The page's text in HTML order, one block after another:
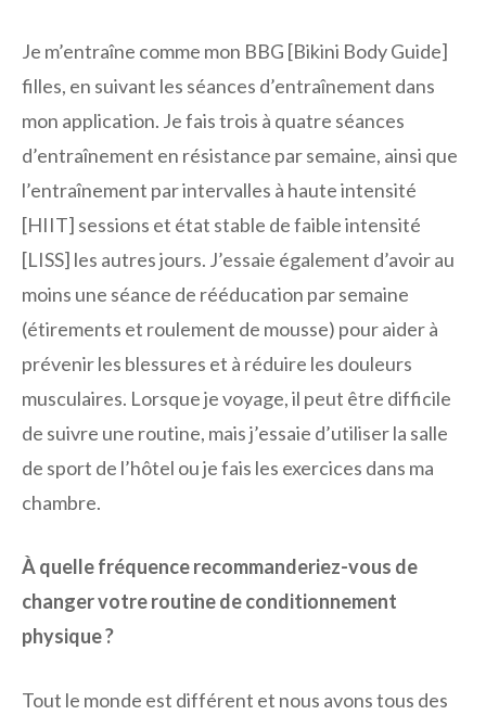
Je m’entraîne comme mon BBG [Bikini Body Guide]
filles, en suivant les séances d’entraînement dans
mon application. Je fais trois à quatre séances
d’entraînement en résistance par semaine, ainsi que
l’entraînement par intervalles à haute intensité
[HIIT] sessions et état stable de faible intensité
[LISS] les autres jours. J’essaie également d’avoir au
moins une séance de rééducation par semaine
(étirements et roulement de mousse) pour aider à
prévenir les blessures et à réduire les douleurs
musculaires. Lorsque je voyage, il peut être difficile
de suivre une routine, mais j’essaie d’utiliser la salle
de sport de l’hôtel ou je fais les exercices dans ma
chambre.
À quelle fréquence recommanderiez-vous de
changer votre routine de conditionnement
physique ?
Tout le monde est différent et nous avons tous des